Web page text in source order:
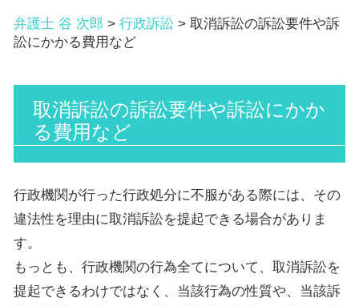
弁護士 谷 次郎 > 行政訴訟 > 取消訴訟の訴訟要件や訴
訟にかかる費用など
取消訴訟の訴訟要件や訴訟にかか
る費用など
行政機関が行った行政処分に不服がある際には、その
違法性を理由に取消訴訟を提起できる場合がありま
す。
もっとも、行政機関の行為全てについて、取消訴訟を
提起できるわけではなく、当該行為の性質や、当該訴